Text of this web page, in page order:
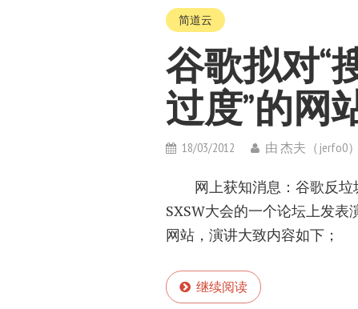
简道云
谷歌拟对“
过度”的网
18/03/2012 由 杰夫（jerfo0）
网上获知消息：谷歌反垃
SXSW大会的一个论坛上发
网站，演讲大致内容如下；
继续阅读